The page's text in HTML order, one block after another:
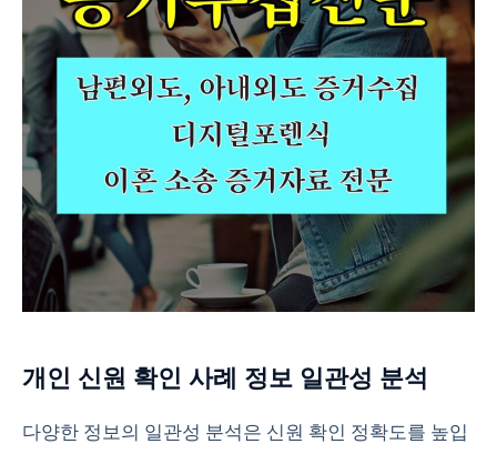
개인 신원 확인 사례 정보 일관성 분석
다양한 정보의 일관성 분석은 신원 확인 정확도를 높입